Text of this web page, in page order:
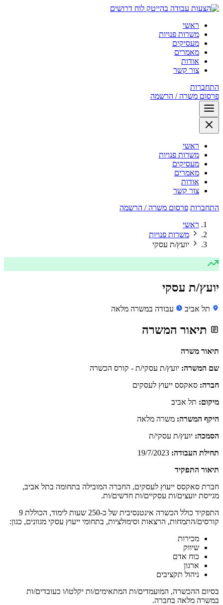
לוח דרושים
ראשי
משרות פנויות
מעסיקים
מאמרים
אודות
צור קשר
התחברות
פרסום משרה / הרשמה
ראשי
משרות פנויות
מעסיקים
מאמרים
אודות
צור קשר
התחברות פרסום משרה / הרשמה
ראשי
משרות פנויות
יועץ/ת עסקי
יועץ/ת עסקי
תל אביב עבודה במשרה מלאה
תיאור המשרה
תיאור משרה
שם המשרה: יועץ/ת עסקי/ת - קורס הכשרה
חברה: סאקסס ייעוץ לעסקים
מיקום: תל אביב
היקף המשרה: משרה מלאה
הסמכה: יועץ/ת עסקי/ת
תחילת העבודה:
תיאור התפקיד
חברת סאקסס ייעוץ לעסקים, החברה המובילה בתחומה בתל אביב,
מגייסת יועצים/ות עסקיים/ות חדשים/ות.
התפקיד כולל הכשרה אינטנסיבית של כ-250 שעות לימוד, הכוללת 9
קורסים/התמחות, הרצאות וסימולציות, בתחומי ייעוץ עסקי מגוונים, כגון:
מכירות
שיווק
כוח אדם
ארגון
ניהול תקציבים
בסיום ההכשרה, המועמדים/ות המתאימים/ות יקלטו/ו כעובדים/ות
במשרה מלאה בחברה.